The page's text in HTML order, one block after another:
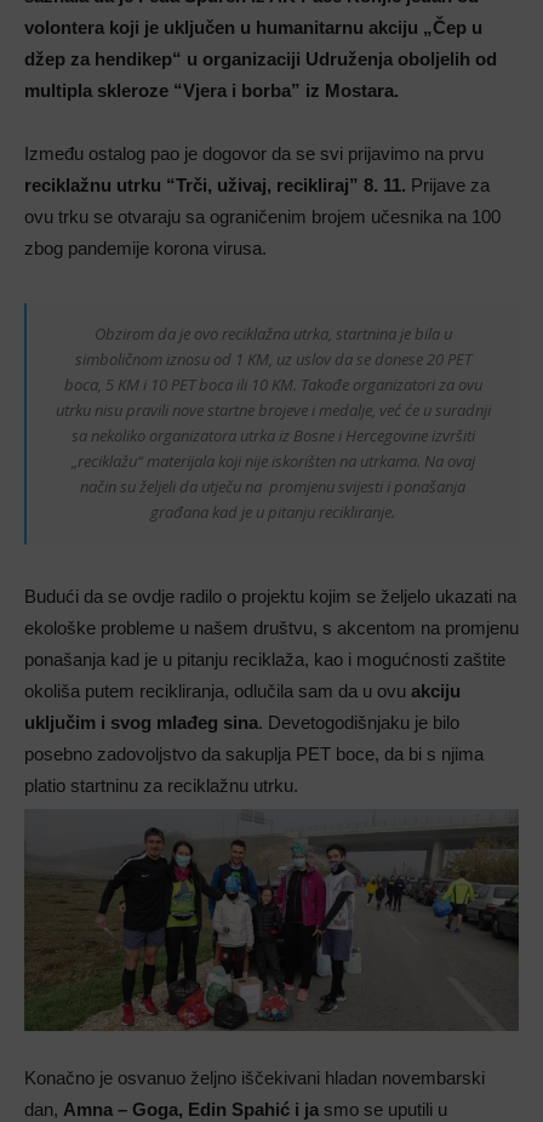
volontera koji je uključen u humanitarnu akciju „Čep u
džep za hendikep“ u organizaciji Udruženja oboljelih od
multipla skleroze “Vjera i borba” iz Mostara.
Između ostalog pao je dogovor da se svi prijavimo na prvu
reciklažnu utrku “Trči, uživaj, recikliraj” 8. 11. Prijave za
ovu trku se otvaraju sa ograničenim brojem učesnika na 100
zbog pandemije korona virusa.
Obzirom da je ovo reciklažna utrka, startnina je bila u
simboličnom iznosu od 1 KM, uz uslov da se donese 20 PET
boca, 5 KM i 10 PET boca ili 10 KM. Takođe organizatori za ovu
utrku nisu pravili nove startne brojeve i medalje, već će u suradnji
sa nekoliko organizatora utrka iz Bosne i Hercegovine izvršiti
„reciklažu“ materijala koji nije iskorišten na utrkama. Na ovaj
način su željeli da utječu na promjenu svijesti i ponašanja
građana kad je u pitanju recikliranje.
Budući da se ovdje radilo o projektu kojim se željelo ukazati na
ekološke probleme u našem društvu, s akcentom na promjenu
ponašanja kad je u pitanju reciklaža, kao i mogućnosti zaštite
okoliša putem recikliranja, odlučila sam da u ovu akciju
uključim i svog mlađeg sina. Devetogodišnjaku je bilo
posebno zadovoljstvo da sakuplja PET boce, da bi s njima
platio startninu za reciklažnu utrku.
Konačno je osvanuo željno iščekivani hladan novembarski
dan, Amna – Goga, Edin Spahić i jasmo se uputili u